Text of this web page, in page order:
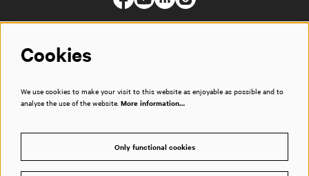
Cookies
We use cookies to make your visit to this website as enjoyable as possible and to
analyse the use of the website. More information…
Only functional cookies